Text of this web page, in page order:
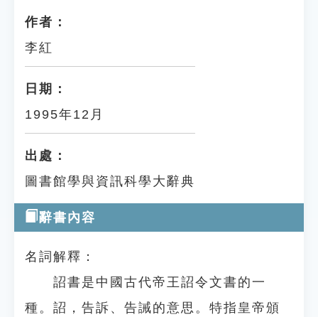
作者：
李紅
日期：
1995年12月
出處：
圖書館學與資訊科學大辭典
辭書內容
名詞解釋：
詔書是中國古代帝王詔令文書的一
種。詔，告訴、告誡的意思。特指皇帝頒